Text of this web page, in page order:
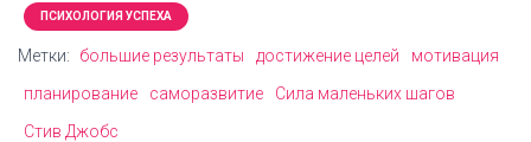
ПСИХОЛОГИЯ УСПЕХА
Метки: большие результаты достижение целей
мотивация
планирование
саморазвитие
Сила маленьких шагов
Стив Джобс